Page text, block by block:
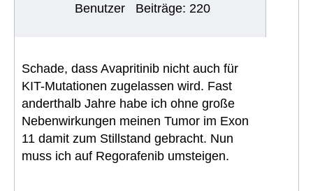
Benutzer Beiträge: 220
Schade, dass Avapritinib nicht auch für
KIT-Mutationen zugelassen wird. Fast
anderthalb Jahre habe ich ohne große
Nebenwirkungen meinen Tumor im Exon
11 damit zum Stillstand gebracht. Nun
muss ich auf Regorafenib umsteigen.